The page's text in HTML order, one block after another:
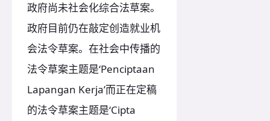
政府尚未社会化综合法草案。
政府目前仍在敲定创造就业机
会法令草案。在社会中传播的
法令草案主题是‘Penciptaan
Lapangan Kerja’而正在定稿
的法令草案主题是‘Cipta